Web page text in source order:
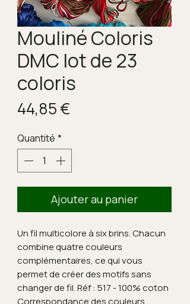
Mouliné Coloris
DMC lot de 23
coloris
44,85 €
Quantité *
Ajouter au panier
Un fil multicolore à six brins. Chacun
combine quatre couleurs
complémentaires, ce qui vous
permet de créer des motifs sans
changer de fil. Réf : 517 - 100% coton
Correspondance des couleurs